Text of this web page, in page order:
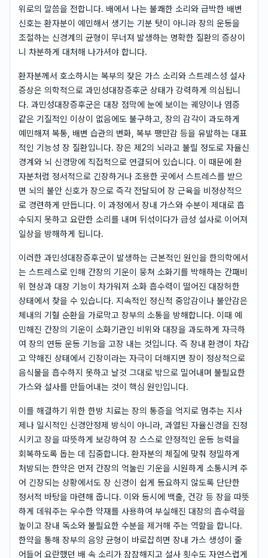
위로의 말씀을 전합니다. 배에서 나는 불쾌한 소리와 급박한 배변
신호는 환자분이 예민해서 생기는 기분 탓이 아니라 장의 운동을
조절하는 신경계의 균형이 무너져 발생하는 명확한 질환의 증상이
니 차분하게 대처해 나가셔야 합니다.
환자분께서 호소하시는 복부의 잦은 가스 소리와 스트레스성 설사
증상은 의학적으로 과민성대장증후군 상태가 강력하게 의심됩니
다. 과민성대장증후군은 대장 점막에 눈에 보이는 궤양이나 염증
같은 기질적인 이상이 없음에도 불구하고, 장의 감각이 과도하게
예민해져 복통, 배변 습관의 변화, 복부 팽만감 등을 유발하는 대표
적인 기능성 장 질환입니다. 장은 제2의 뇌라고 불릴 정도로 자율신
경계와 뇌 신경망에 직접적으로 연결되어 있습니다. 이 때문에 환
자분처럼 정서적으로 긴장하거나 조용한 곳에서 스트레스를 받으
면 뇌의 불안 신호가 장으로 즉각 전달되어 장 근육을 비정상적으
로 경련하게 만듭니다. 이 과정에서 장내 가스와 수분이 제대로 흡
수되지 못하고 요란한 소리를 내며 뒤섞이다가 급성 설사로 이어져
일상을 방해하게 됩니다.
이러한 과민성대장증후군이 발생하는 근본적인 원인을 한의학에서
는 스트레스로 인해 간장의 기운이 뭉쳐 소화기를 박해하는 간패비
위 현상과 대장 기능이 차가워져 소화 흡수력이 떨어진 대장허한
상태에서 찾을 수 있습니다. 지속적인 정신적 중압감이나 불안감은
체내의 기혈 순환을 가로막고 장부의 소통을 방해합니다. 이때 예
민해진 간장의 기운이 소화기관인 비위와 대장을 과도하게 자극하
여 장의 연동 운동 기능을 고장 내는 것입니다. 즉 장내 환경이 차갑
고 약해진 상태에서 긴장이라는 자극이 더해지면 장이 정상적으로
음식물을 흡수하지 못하고 날것 그대로 밖으로 밀어내며 불필요한
가스와 설사를 만들어내는 것이 핵심 원인입니다.
이를 해결하기 위한 한방 치료는 장의 통증을 억지로 멈추는 지사
제나 일시적인 신경안정제 방식이 아니라, 과열된 자율신경을 진정
시키고 장을 따뜻하게 보강하여 장 스스로 안정적인 운동 능력을
회복하도록 돕는 데 집중합니다. 환자분의 체질에 맞춰 정밀하게
처방되는 한약은 먼저 간장의 억눌린 기운을 시원하게 소통시켜 주
어 긴장되는 상황에서도 장 신경이 쉽게 동요하지 않도록 단단한
정서적 바탕을 마련해 줍니다. 이와 동시에 백출, 건강 등 장을 따뜻
하게 데워주는 우수한 약재를 사용하여 부실해진 대장의 흡수력을
높이고 장내 독소와 불필요한 수분을 제거해 주는 역할을 합니다.
한약을 통해 장부의 음양 균형이 바로잡히면 장내 가스 생성이 줄
어들어 요란했던 배 속 소리가 잠잠해지고 설사 횟수도 자연스럽게